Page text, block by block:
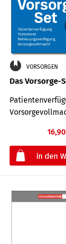
VORSORGEN
Das Vorsorge-